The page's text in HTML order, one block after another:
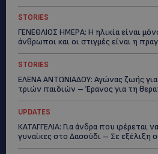
STORIES
ΓΕΝΕΘΛΙΟΣ ΗΜΕΡΑ: Η ηλικία είναι
άνθρωποι και οι στιγμές είναι η
STORIES
ΕΛΕΝΑ ΑΝΤΩΝΙΑΔΟΥ: Αγώνας ζωής
τριών παιδιών – Έρανος για τη
UPDATES
ΚΑΤΑΓΓΕΛΙΑ: Για άνδρα που φέρεται
γυναίκες στο Δασούδι – Σε εξέλιξη